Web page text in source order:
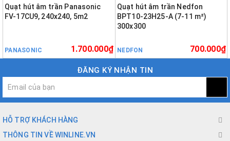
Quạt hút âm trần Panasonic
FV-17CU9, 240x240, 5m2
PANASONIC 1.700.000₫
Quạt hút âm trần Nedfon
BPT10-23H25-A (7-11 m²)
300x300
NEDFON 700.000₫
ĐĂNG KÝ NHẬN TIN
HỖ TRỢ KHÁCH HÀNG
THÔNG TIN VỀ WINLINE.VN